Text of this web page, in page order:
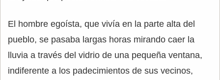
El hombre egoísta, que vivía en la parte alta del
pueblo, se pasaba largas horas mirando caer la
lluvia a través del vidrio de una pequeña ventana,
indiferente a los padecimientos de sus vecinos,